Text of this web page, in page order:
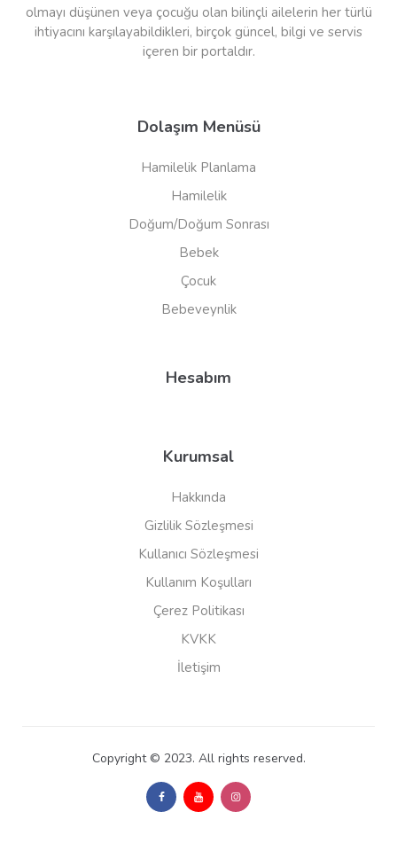
olmayı düşünen veya çocuğu olan bilinçli ailelerin her türlü
ihtiyacını karşılayabildikleri, birçok güncel, bilgi ve servis
içeren bir portaldır.
Dolaşım Menüsü
Hamilelik Planlama
Hamilelik
Doğum/Doğum Sonrası
Bebek
Çocuk
Bebeveynlik
Hesabım
Kurumsal
Hakkında
Gizlilik Sözleşmesi
Kullanıcı Sözleşmesi
Kullanım Koşulları
Çerez Politikası
KVKK
İletişim
Copyright © 2023. All rights reserved.